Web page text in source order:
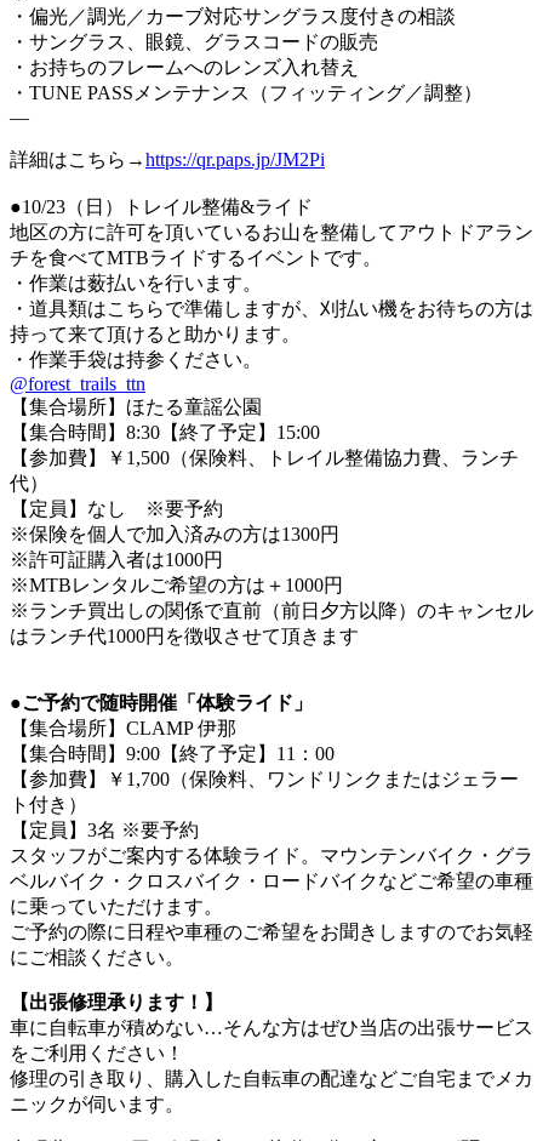
・偏光／調光／カーブ対応サングラス度付きの相談
・サングラス、眼鏡、グラスコードの販売
・お持ちのフレームへのレンズ入れ替え
・TUNE PASSメンテナンス（フィッティング／調整）
—
詳細はこちら→https://qr.paps.jp/JM2Pi
●10/23（日）トレイル整備&ライド
地区の方に許可を頂いているお山を整備してアウトドアラン
チを食べてMTBライドするイベントです。
・作業は薮払いを行います。
・道具類はこちらで準備しますが、刈払い機をお待ちの方は
持って来て頂けると助かります。
・作業手袋は持参ください。
@forest_trails_ttn
【集合場所】ほたる童謡公園
【集合時間】8:30【終了予定】15:00
【参加費】￥1,500（保険料、トレイル整備協力費、ランチ
代）
【定員】なし ※要予約
※保険を個人で加入済みの方は1300円
※許可証購入者は1000円
※MTBレンタルご希望の方は＋1000円
※ランチ買出しの関係で直前（前日夕方以降）のキャンセル
はランチ代1000円を徴収させて頂きます
●ご予約で随時開催「体験ライド」
【集合場所】CLAMP 伊那
【集合時間】9:00【終了予定】11：00
【参加費】￥1,700（保険料、ワンドリンクまたはジェラー
ト付き）
【定員】3名 ※要予約
スタッフがご案内する体験ライド。マウンテンバイク・グラ
ベルバイク・クロスバイク・ロードバイクなどご希望の車種
に乗っていただけます。
ご予約の際に日程や車種のご希望をお聞きしますのでお気軽
にご相談ください。
【出張修理承ります！】
車に自転車が積めない…そんな方はぜひ当店の出張サービス
をご利用ください！
修理の引き取り、購入した自転車の配達などご自宅までメカ
ニックが伺います。